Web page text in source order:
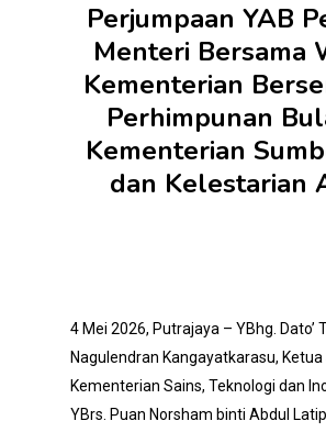
Perjumpaan YAB
Menteri Bersama
Kementerian
Perhimpunan
Kementerian
dan Kelestarian
4 Mei 2026, Putrajaya – YBhg. Dato’
Nagulendran Kangayatkarasu,
Kementerian Sains, Teknologi dan
YBrs. Puan Norsham binti Abdul